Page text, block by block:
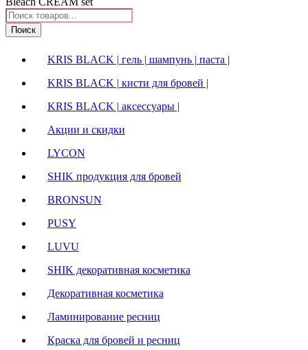
Поиск
товаров
Поиск
KRIS BLACK | гель | шампунь | паста |
KRIS BLACK | кисти для бровей |
KRIS BLACK | аксессуары |
Акции и скидки
LYCON
SHIK продукция для бровей
BRONSUN
PUSY
LUVU
SHIK декоративная косметика
Декоративная косметика
Ламинирование ресниц
Краска для бровей и ресниц